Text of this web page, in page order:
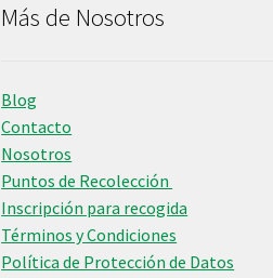
Más de Nosotros
Blog
Contacto
Nosotros
Puntos de Recolección
Inscripción para recogida
Términos y Condiciones
Política de Protección de Datos